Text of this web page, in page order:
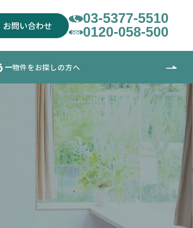
お問い合わせ
03-5377-5510
0120-058-500
物件をお探しの方へ